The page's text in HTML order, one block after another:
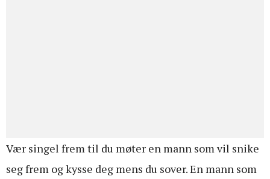
Vær singel frem til du møter en mann som vil snike
seg frem og kysse deg mens du sover. En mann som